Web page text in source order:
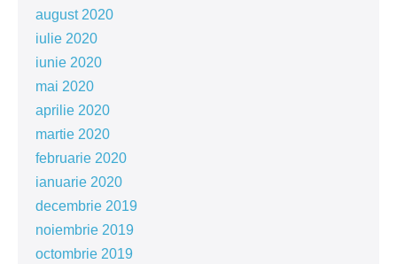
august 2020
iulie 2020
iunie 2020
mai 2020
aprilie 2020
martie 2020
februarie 2020
ianuarie 2020
decembrie 2019
noiembrie 2019
octombrie 2019